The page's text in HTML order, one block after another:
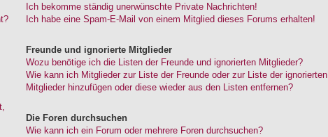
Ich bekomme ständig unerwünschte Private Nachrichten!
Ich habe eine Spam-E-Mail von einem Mitglied dieses Forums erhalten!
Freunde und ignorierte Mitglieder
Wozu benötige ich die Listen der Freunde und ignorierten Mitglieder?
Wie kann ich Mitglieder zur Liste der Freunde oder zur Liste der ignorierten
Mitglieder hinzufügen oder diese wieder aus den Listen entfernen?
Die Foren durchsuchen
Wie kann ich ein Forum oder mehrere Foren durchsuchen?